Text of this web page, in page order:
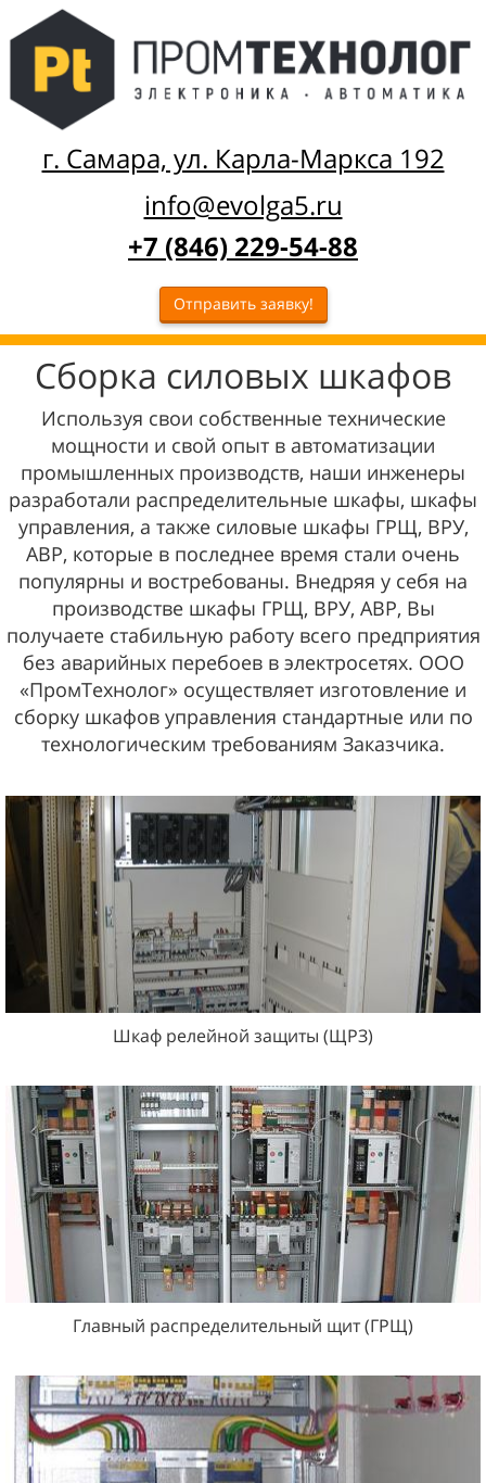
г. Самара, ул. Карла-Маркса 192
info@evolga5.ru
+7 (846) 229-54-88
Отправить заявку!
Сборка силовых шкафов
Используя свои собственные технические
мощности и свой опыт в автоматизации
промышленных производств, наши инженеры
разработали распределительные шкафы, шкафы
управления, а также силовые шкафы ГРЩ, ВРУ,
АВР, которые в последнее время стали очень
популярны и востребованы. Внедряя у себя на
производстве шкафы ГРЩ, ВРУ, АВР, Вы
получаете стабильную работу всего предприятия
без аварийных перебоев в электросетях. ООО
«ПромТехнолог» осуществляет изготовление и
сборку шкафов управления стандартные или по
технологическим требованиям Заказчика.
Шкаф релейной защиты (ЩРЗ)
Главный распределительный щит (ГРЩ)